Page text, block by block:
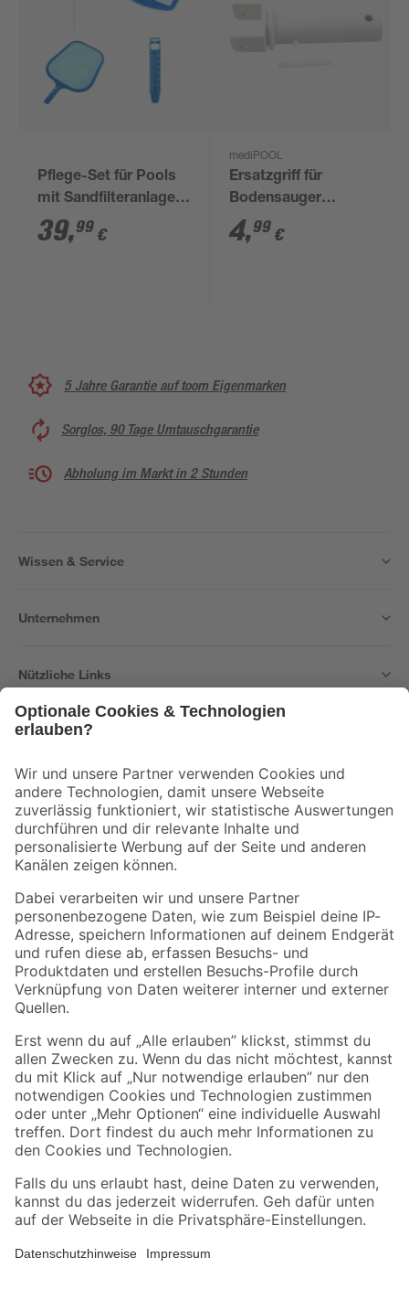
Pflege-Set für Pools
mit Sandfilteranlage,
4-teilig
39,99 €
mediPOOL
Ersatzgriff für
Bodensauger
inklusive Stift
4,99 €
5 Jahre Garantie auf toom Eigenmarken
Sorglos, 90 Tage Umtauschgarantie
Abholung im Markt in 2 Stunden
Wissen & Service
Unternehmen
Nützliche Links
Der toom Newsletter: Keine Angebote und Aktionen mehr verpassen!
Zur Newsletter Anmeldung
Folge uns
Zahlungsarten Versandarten
Sicher einkaufen
Jetzt die toom-App herunterladen
Alle Preisangaben in EUR inkl. gesetzl. MwSt.. Die dargestellten Angebote sind unter
Umständen nicht in allen Märkten verfügbar. Die angegebenen Verfügbarkeiten beziehen
Produkte nur solange der Vorrat reicht.
*Paketversand ab 59 € versandkostenfrei, gilt nicht für Artikel mit Speditionsversand, hier